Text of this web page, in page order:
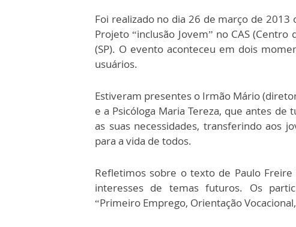
Foi realizado no dia 26 de março de 2013
Projeto “inclusão Jovem” no CAS
(SP). O evento aconteceu em dois
usuários.
Estiveram presentes o Irmão Mário
e a Psicóloga Maria Tereza, que antes
as suas necessidades, transferindo aos
para a vida de todos.
Refletimos sobre o texto de Paulo
interesses de temas futuros. Os
“Primeiro Emprego, Orientação